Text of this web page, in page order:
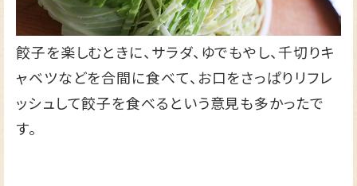
餃子を楽しむときに、サラダ、ゆでもやし、千切りキ
ャベツなどを合間に食べて、お口をさっぱりリフレ
ッシュして餃子を食べるという意見も多かったで
す。